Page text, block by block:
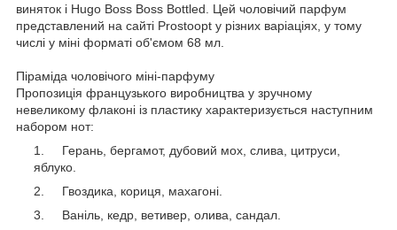
виняток і Hugo Boss Boss Bottled. Цей чоловічий парфум
представлений на сайті Prostoopt у різних варіаціях, у тому
числі у міні форматі об'ємом 68 мл.
Піраміда чоловічого міні-парфуму
Пропозиція французького виробництва у зручному
невеликому флаконі із пластику характеризується наступним
набором нот:
Герань, бергамот, дубовий мох, слива, цитруси,
яблуко.
Гвоздика, кориця, махагоні.
Ваніль, кедр, ветивер, олива, сандал.